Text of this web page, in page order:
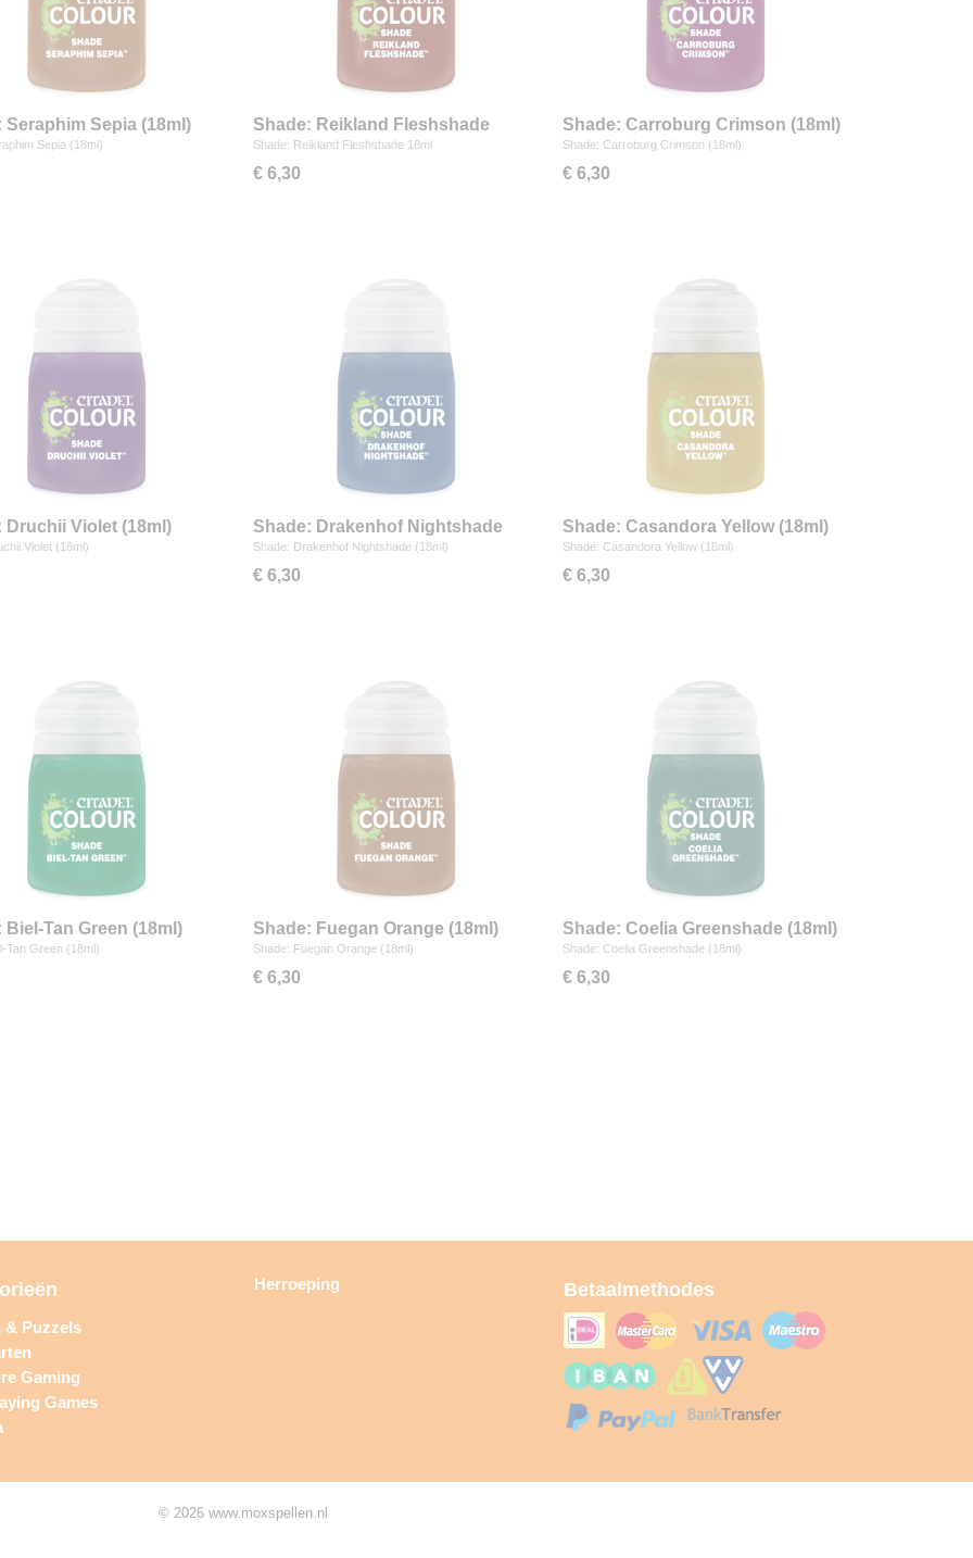
Seraphim Sepia (18ml)
Sepia (18ml)
Shade: Reikland Fleshshade
Shade: Reikland Fleshshade 18ml
€ 6,30
Shade: Carroburg Crimson (18ml)
Shade: Carroburg Crimson (18ml)
€ 6,30
Druchii Violet (18ml)
Violet (18ml)
Shade: Drakenhof Nightshade
(18ml)
Shade: Drakenhof Nightshade (18ml)
€ 6,30
Shade: Casandora Yellow (18ml)
Shade: Casandora Yellow (18ml)
€ 6,30
Biel-Tan Green (18ml)
Tan Green (18ml)
Shade: Fuegan Orange (18ml)
Shade: Fuegan Orange (18ml)
€ 6,30
Shade: Coelia Greenshade (18ml)
Shade: Coelia Greenshade (18ml)
€ 6,30
& Puzzels
Gaming
Games
Herroeping Betaalmethodes
© 2026 www.moxspellen.nl